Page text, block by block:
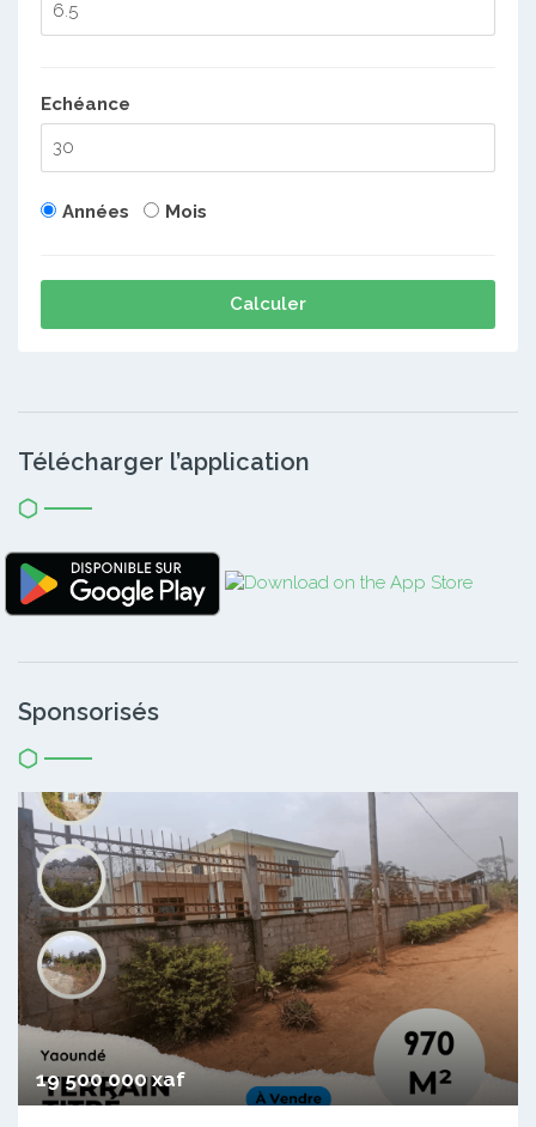
Echéance
Années Mois
Calculer
Télécharger l’application
Sponsorisés
19 500 000 xaf